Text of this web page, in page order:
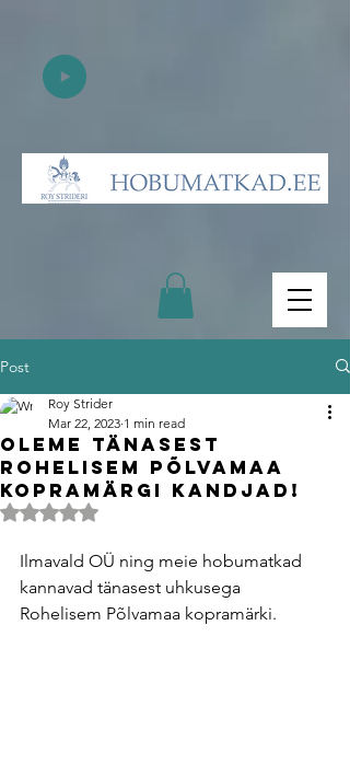
Post
Oleme tänasest
Rohelisem Põlvamaa
kopramärgi kandjad!
Roy Strider
Mar 22, 2023 1 min read
Rated NaN out of 5 stars.
Ilmavald OÜ ning meie hobumatkad
kannavad tänasest uhkusega
Rohelisem Põlvamaa kopramärki.